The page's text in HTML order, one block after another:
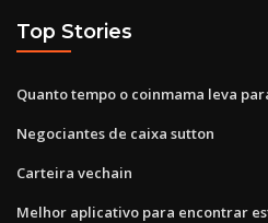
Top Stories
Quanto tempo o coinmama leva
Negociantes de caixa sutton
Carteira vechain
Melhor aplicativo para encontrar